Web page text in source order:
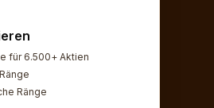
für 6.500+ Aktien
Ränge